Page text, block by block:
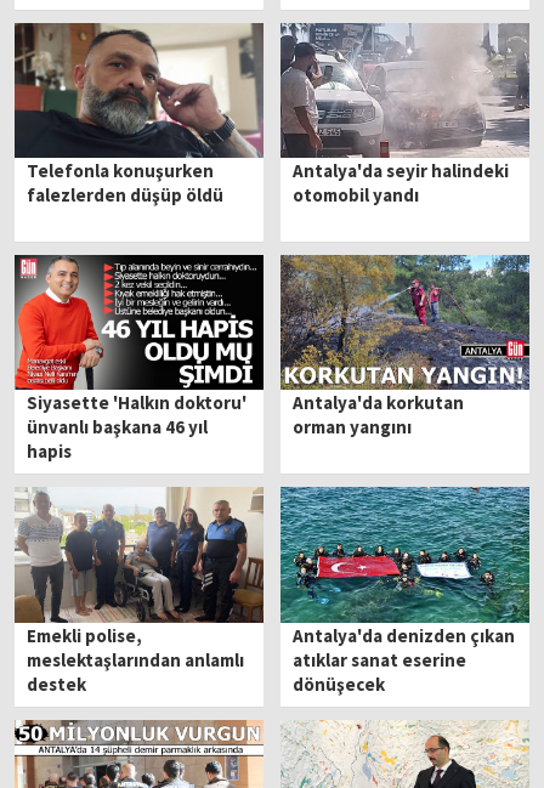
Telefonla konuşurken
falezlerden düşüp öldü
Antalya'da seyir halindeki
otomobil yandı
Siyasette 'Halkın doktoru'
ünvanlı başkana 46 yıl
hapis
Antalya'da korkutan
orman yangını
Emekli polise,
meslektaşlarından anlamlı
destek
Antalya'da denizden çıkan
atıklar sanat eserine
dönüşecek